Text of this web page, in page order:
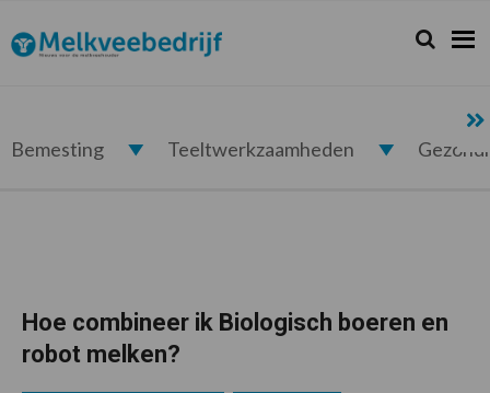
de
hoofdnavigatie
de
hoofd
de
eerste
de
voettekst
Melkveebedrijf.nl Zoeken...
Zoek
Bemesting Teeltwerkzaamheden
Hoe combineer ik Biologisch boeren en
robot melken?